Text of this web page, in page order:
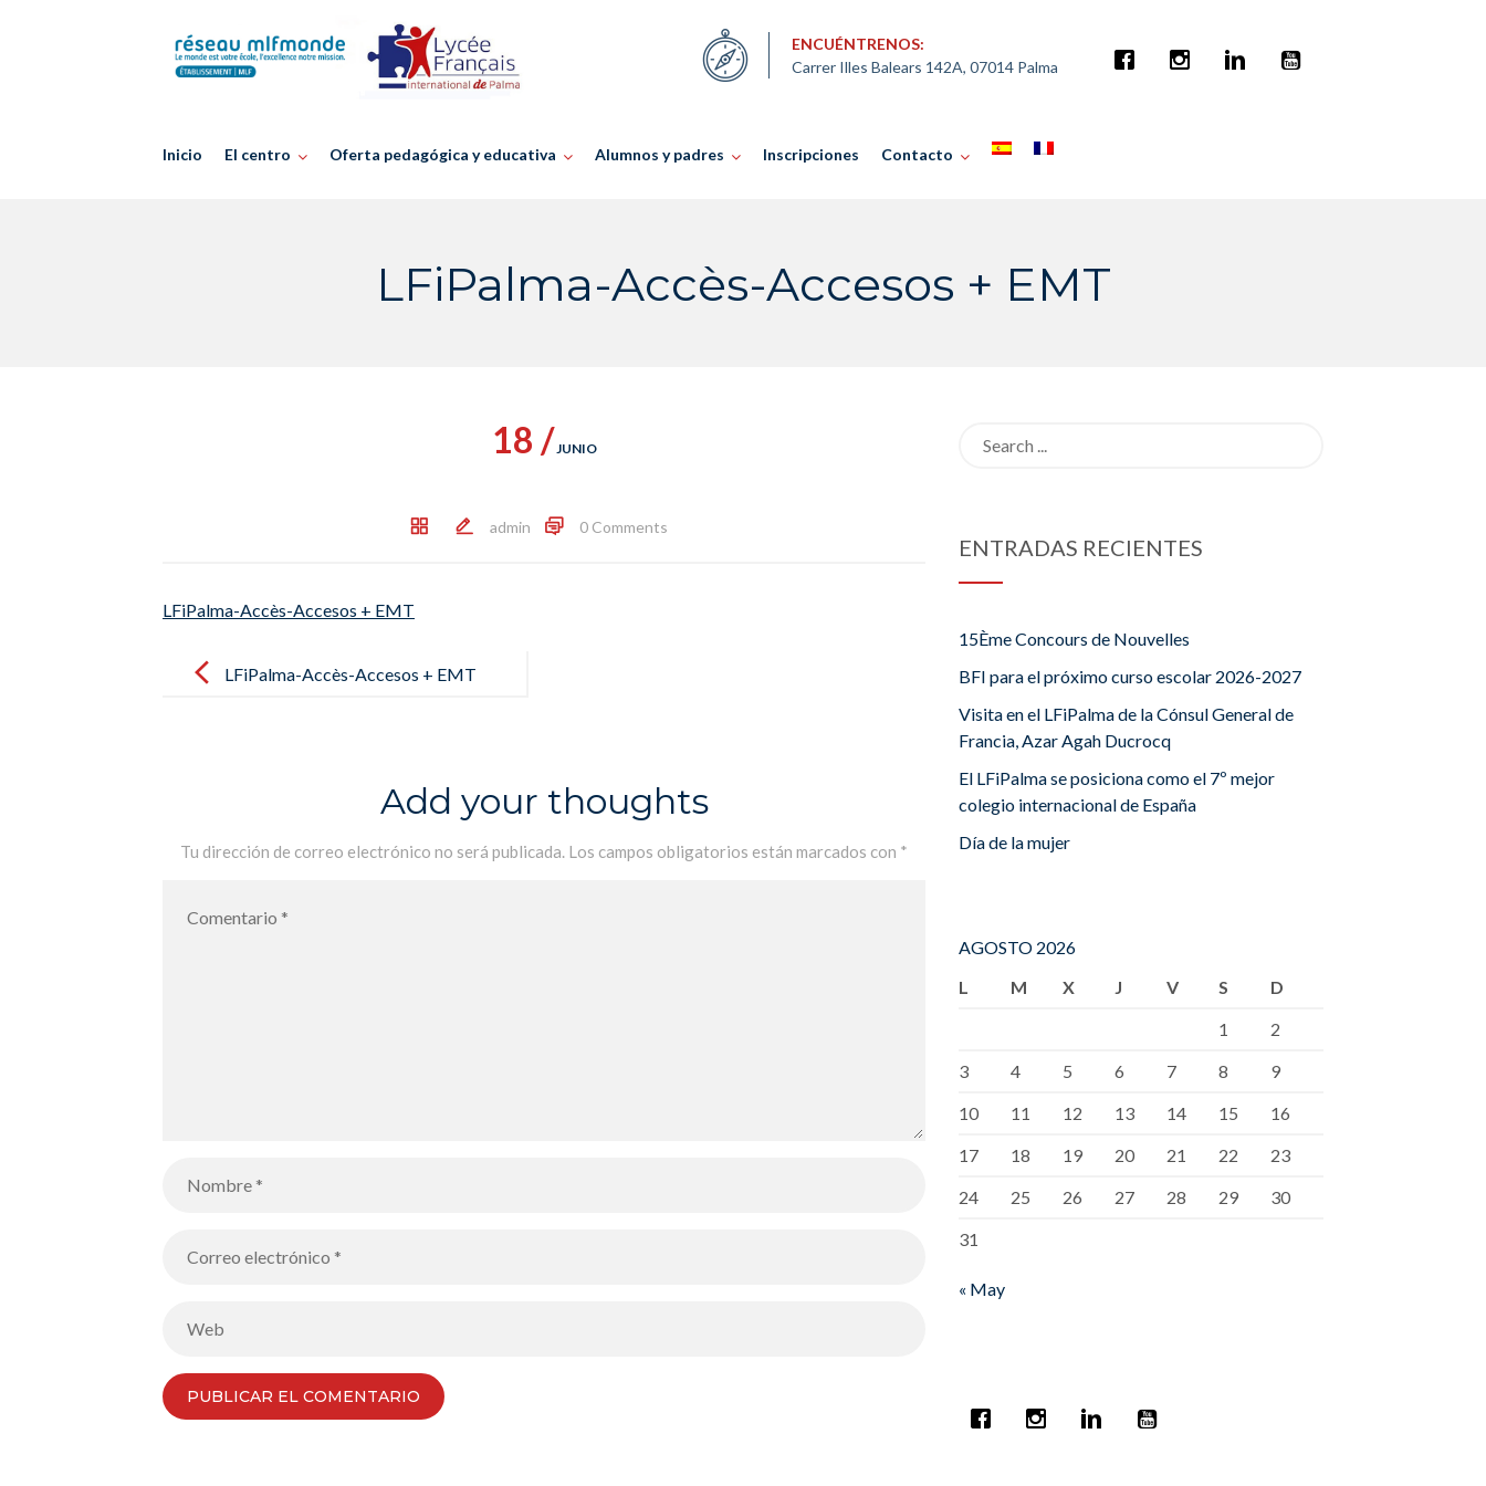
ENCUÉNTRENOS:
Carrer Illes Balears 142A, 07014 Palma
Inicio El centro Oferta pedagógica y educativa Alumnos y padres Inscripciones Contacto
LFiPalma-Accès-Accesos + EMT
18 /JUNIO
admin 0 Comments
LFiPalma-Accès-Accesos + EMT
navigationLFiPalma-Accès-Accesos + EMT
Add your thoughts
Tu dirección de correo electrónico no será publicada. Los campos obligatorios están marcados con *
ENTRADAS RECIENTES
15Ème Concours de Nouvelles
BFI para el próximo curso escolar 2026-2027
Visita en el LFiPalma de la Cónsul General de
Francia, Azar Agah Ducrocq
El LFiPalma se posiciona como el 7º mejor
colegio internacional de España
Día de la mujer
AGOSTO 2026
L
M X J V S
D
1
2
3
4 5 6 7 8
9
10
11 12 13 14 15
16
17
18 19 20 21 22
23
24
25 26 27 28 29
30
31
« May